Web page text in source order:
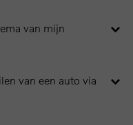
van mijn
van een auto via